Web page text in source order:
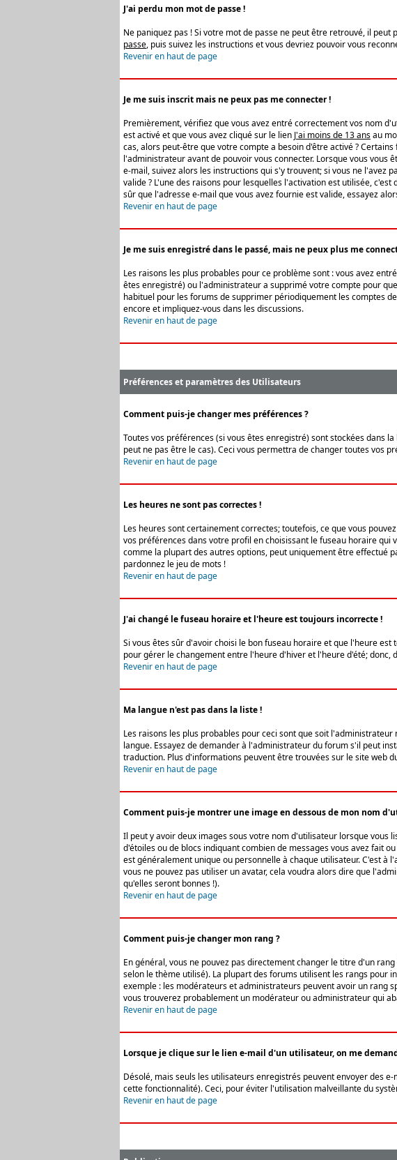
J'ai perdu mon mot de passe !
Ne paniquez pas ! Si votre mot de passe ne peut être retrouvé, il
passe, puis suivez les instructions et vous devriez pouvoir vous
Revenir en haut de page
Je me suis inscrit mais ne peux pas me connecter !
Premièrement, vérifiez que vous avez entré correctement vos nom
est activé et que vous avez cliqué sur le lien J'ai moins de 13 ansau
cas, alors peut-être que votre compte a besoin d'être activé ?
l'administrateur avant de pouvoir vous connecter. Lorsque vous vous
e-mail, suivez alors les instructions qui s'y trouvent; si vous ne l'avez
valide ? L'une des raisons pour lesquelles l'activation est utilisée,
sûr que l'adresse e-mail que vous avez fournie est valide, essayez
Revenir en haut de page
Je me suis enregistré dans le passé, mais ne peux plus me
Les raisons les plus probables pour ce problème sont : vous avez
êtes enregistré) ou l'administrateur a supprimé votre compte pour
habituel pour les forums de supprimer périodiquement les comptes
encore et impliquez-vous dans les discussions.
Revenir en haut de page
Préférences et paramètres des Utilisateurs
Comment puis-je changer mes préférences ?
Toutes vos préférences (si vous êtes enregistré) sont stockées dans
peut ne pas être le cas). Ceci vous permettra de changer toutes vos
Revenir en haut de page
Les heures ne sont pas correctes !
Les heures sont certainement correctes; toutefois, ce que vous
vos préférences dans votre profil en choisissant le fuseau horaire qui
comme la plupart des autres options, peut uniquement être effectué
pardonnez le jeu de mots !
Revenir en haut de page
J'ai changé le fuseau horaire et l'heure est toujours incorrecte !
Si vous êtes sûr d'avoir choisi le bon fuseau horaire et que l'heure
pour gérer le changement entre l'heure d'hiver et l'heure d'été;
Revenir en haut de page
Ma langue n'est pas dans la liste !
Les raisons les plus probables pour ceci sont que soit
langue. Essayez de demander à l'administrateur du forum s'il peut
traduction. Plus d'informations peuvent être trouvées sur le site web
Revenir en haut de page
Comment puis-je montrer une image en dessous de mon nom
Il peut y avoir deux images sous votre nom d'utilisateur lorsque vous
d'étoiles ou de blocs indiquant combien de messages vous avez fait
est généralement unique ou personnelle à chaque utilisateur. C'est
vous ne pouvez pas utiliser un avatar, cela voudra alors dire que
qu'elles seront bonnes !).
Revenir en haut de page
Comment puis-je changer mon rang ?
En général, vous ne pouvez pas directement changer le titre d'un
selon le thème utilisé). La plupart des forums utilisent les rangs pour
exemple : les modérateurs et administrateurs peuvent avoir un rang
vous trouverez probablement un modérateur ou administrateur qui
Revenir en haut de page
Lorsque je clique sur le lien e-mail d'un utilisateur, on me
Désolé, mais seuls les utilisateurs enregistrés peuvent envoyer des
cette fonctionnalité). Ceci, pour éviter l'utilisation malveillante du
Revenir en haut de page